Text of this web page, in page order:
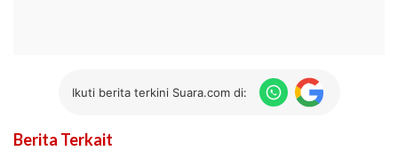
Ikuti berita terkini Suara.com di:
Berita Terkait